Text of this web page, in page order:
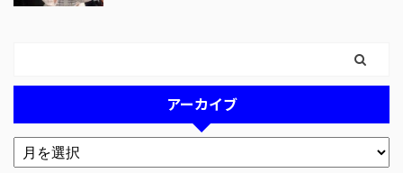
アーカイブ